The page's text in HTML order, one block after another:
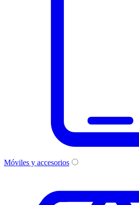
Móviles y accesorios